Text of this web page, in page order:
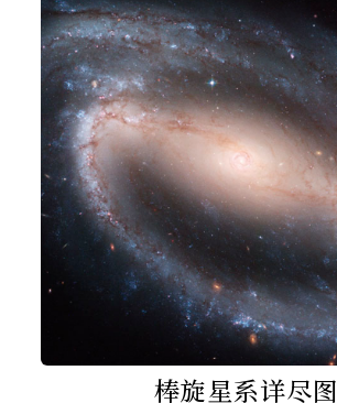
棒旋星系详尽图